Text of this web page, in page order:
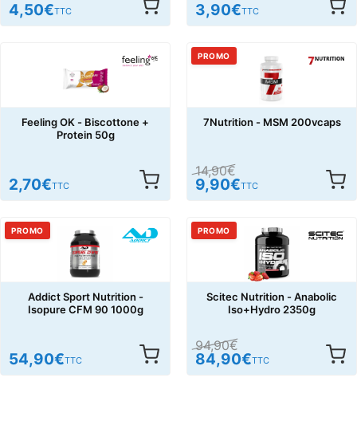
4,50€TTC 3,90€TTC
Feeling OK - Biscottone +
Protein 50g
2,70€TTC
PROMO
7Nutrition - MSM 200vcaps
14,90€
9,90€TTC
PROMO
Addict Sport Nutrition -
Isopure CFM 90 1000g
54,90€TTC
PROMO
Scitec Nutrition - Anabolic
Iso+Hydro 2350g
94,90€
84,90€TTC